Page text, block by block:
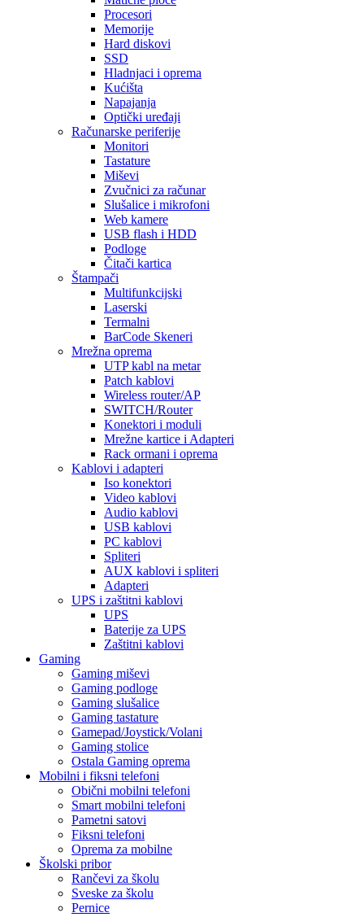
Procesori
Memorije
Hard diskovi
SSD
Hladnjaci i oprema
Kućišta
Napajanja
Optički uređaji
Računarske periferije
Monitori
Tastature
Miševi
Zvučnici za računar
Slušalice i mikrofoni
Web kamere
USB flash i HDD
Podloge
Čitači kartica
Štampači
Multifunkcijski
Laserski
Termalni
BarCode Skeneri
Mrežna oprema
UTP kabl na metar
Patch kablovi
Wireless router/AP
SWITCH/Router
Konektori i moduli
Mrežne kartice i Adapteri
Rack ormani i oprema
Kablovi i adapteri
Iso konektori
Video kablovi
Audio kablovi
USB kablovi
PC kablovi
Spliteri
AUX kablovi i spliteri
Adapteri
UPS i zaštitni kablovi
UPS
Baterije za UPS
Zaštitni kablovi
Gaming
Gaming miševi
Gaming podloge
Gaming slušalice
Gaming tastature
Gamepad/Joystick/Volani
Gaming stolice
Ostala Gaming oprema
Mobilni i fiksni telefoni
Obični mobilni telefoni
Smart mobilni telefoni
Pametni satovi
Fiksni telefoni
Oprema za mobilne
Školski pribor
Rančevi za školu
Sveske za školu
Pernice